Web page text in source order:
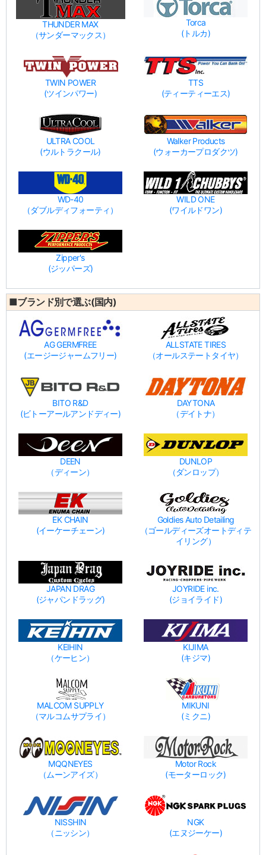
THUNDER MAX
（サンダーマックス）
Torca
(トルカ)
TWIN POWER
(ツインパワー)
TTS
(ティーティーエス)
ULTRA COOL
(ウルトラクール)
Walker Products
(ウォーカープロダクツ)
WD-40
（ダブルディフォーティ）
WILD ONE
(ワイルドワン)
Zipper's
(ジッパーズ)
■ブランド別で選ぶ(国内)
AG GERMFREE
(エージージャームフリー)
ALLSTATE TIRES
（オールステートタイヤ）
BITO R&D
(ビトーアールアンドディー)
DAYTONA
（デイトナ）
DEEN
（ディーン）
DUNLOP
（ダンロップ）
EK CHAIN
(イーケーチェーン)
Goldies Auto Detailing
（ゴールディーズオートディテ
イリング）
JAPAN DRAG
(ジャパンドラッグ)
JOYRIDE inc.
(ジョイライド)
KEIHIN
（ケーヒン）
KIJIMA
(キジマ)
MALCOM SUPPLY
（マルコムサプライ）
MIKUNI
(ミクニ)
MQQNEYES
（ムーンアイズ）
Motor Rock
(モーターロック)
NISSHIN
（ニッシン）
NGK
(エヌジーケー)